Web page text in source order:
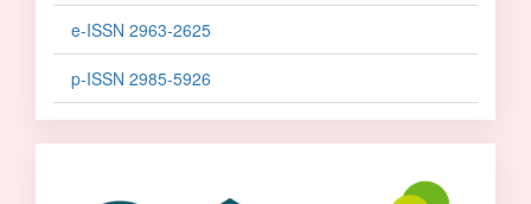
e-ISSN 2963-2625
p-ISSN 2985-5926